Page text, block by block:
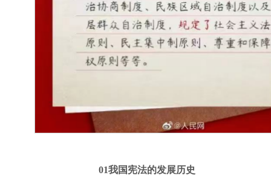
01我国宪法的发展历史